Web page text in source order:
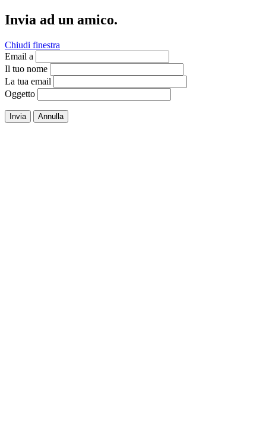
Invia ad un amico.
Chiudi finestra
Email a
Il tuo nome
La tua email
Oggetto
Invia Annulla